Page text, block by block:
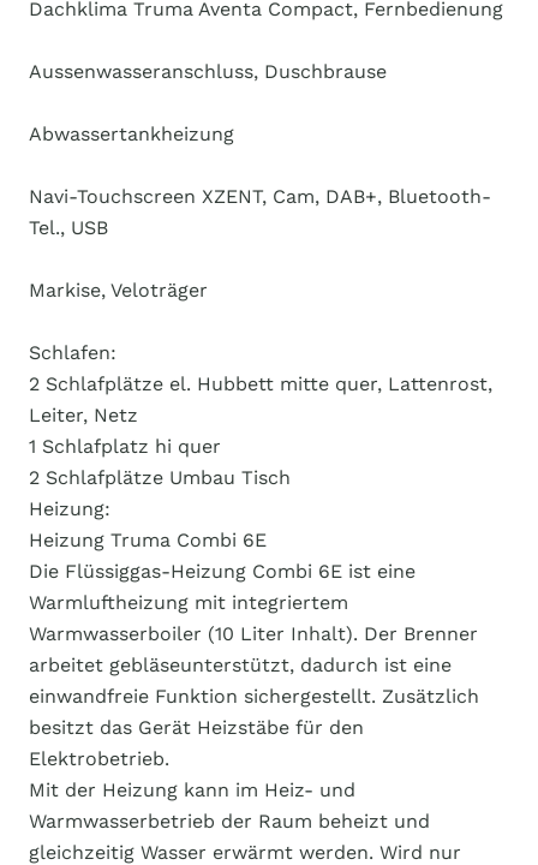
Dachklima Truma Aventa Compact, Fernbedienung
Aussenwasseranschluss, Duschbrause
Abwassertankheizung
Navi-Touchscreen XZENT, Cam, DAB+, Bluetooth-
Tel., USB
Markise, Veloträger
Schlafen:
2 Schlafplätze el. Hubbett mitte quer, Lattenrost,
Leiter, Netz
1 Schlafplatz hi quer
2 Schlafplätze Umbau Tisch
Heizung:
Heizung Truma Combi 6E
Die Flüssiggas-Heizung Combi 6E ist eine
Warmluftheizung mit integriertem
Warmwasserboiler (10 Liter Inhalt). Der Brenner
arbeitet gebläseunterstützt, dadurch ist eine
einwandfreie Funktion sichergestellt. Zusätzlich
besitzt das Gerät Heizstäbe für den
Elektrobetrieb.
Mit der Heizung kann im Heiz- und
Warmwasserbetrieb der Raum beheizt und
gleichzeitig Wasser erwärmt werden. Wird nur